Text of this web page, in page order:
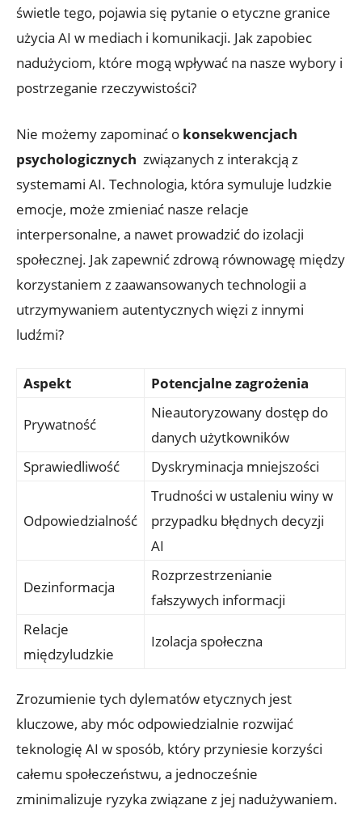
świetle tego, pojawia​ się pytanie o ‍etyczne granice
użycia‍ AI w mediach i komunikacji. Jak zapobiec
nadużyciom, które mogą wpływać ​na nasze‍ wybory i⁤
postrzeganie rzeczywistości?
Nie możemy zapominać o konsekwencjach‍
psychologicznych ⁤ związanych z ⁢interakcją ​z
systemami ⁢AI. Technologia,⁣ która ​symuluje ludzkie
emocje, może zmieniać nasze relacje
interpersonalne, a nawet prowadzić do izolacji
⁣społecznej. Jak zapewnić zdrową równowagę między
korzystaniem z zaawansowanych technologii ​a
utrzymywaniem autentycznych więzi⁤ z innymi
ludźmi?
Aspekt Potencjalne zagrożenia
Prywatność
Nieautoryzowany dostęp do
danych użytkowników
Sprawiedliwość
Dyskryminacja mniejszości
Odpowiedzialność
Trudności w ustaleniu winy‌ w⁢
przypadku błędnych decyzji
AI
Dezinformacja
Rozprzestrzenianie
fałszywych informacji
Relacje
międzyludzkie
Izolacja społeczna
Zrozumienie tych dylematów⁤ etycznych jest
kluczowe, aby móc odpowiedzialnie rozwijać
teknologię AI w sposób, który przyniesie korzyści
‍całemu społeczeństwu, a ⁤jednocześnie
zminimalizuje ryzyka związane z jej nadużywaniem.